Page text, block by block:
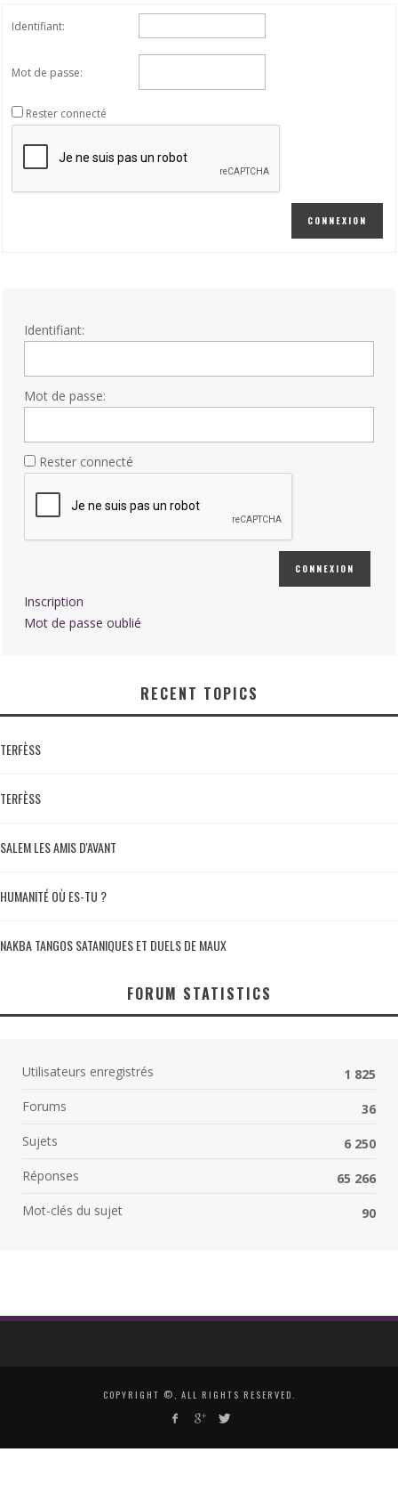
Identifiant:
Mot de passe:
Rester connecté
CONNEXION
Identifiant:
Mot de passe:
Rester connecté
CONNEXION
Inscription
Mot de passe oublié
RECENT TOPICS
TERFÈSS
TERFÈSS
SALEM LES AMIS D'AVANT
HUMANITÉ OÙ ES-TU ?
NAKBA TANGOS SATANIQUES ET DUELS DE MAUX
FORUM STATISTICS
Utilisateurs enregistrés
1 825
Forums
36
Sujets
6 250
Réponses
65 266
Mot-clés du sujet
90
COPYRIGHT ©, ALL RIGHTS RESERVED.